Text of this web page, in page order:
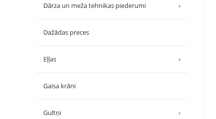
Dārza un meža tehnikas piederumi ›
Dažādas preces
Eļļas ›
Gaisa krāni
Gultņi ›